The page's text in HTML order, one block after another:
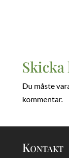
Du måste
kommentar.
Kontakt